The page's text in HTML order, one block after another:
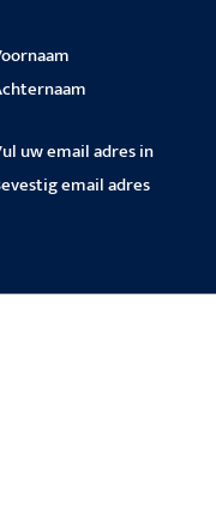
uw email adres in
email adres